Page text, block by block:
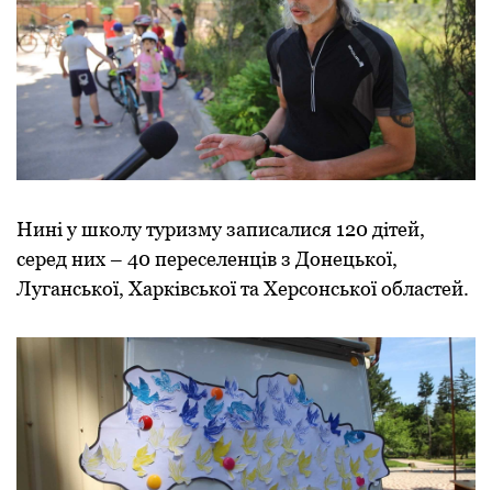
Нині у школу туризму записалися 120 дітей,
серед них – 40 переселенців з Донецької,
Луганської, Харківської та Херсонської областей.